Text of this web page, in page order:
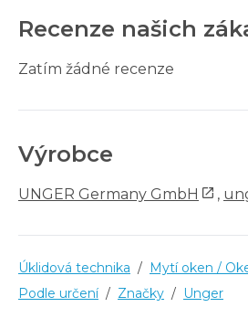
Recenze našich
Zatím žádné recenze
Výrobce
UNGER Germany GmbH ,
Úklidová technika / Mytí oken /
Podle určení / Značky / Unger